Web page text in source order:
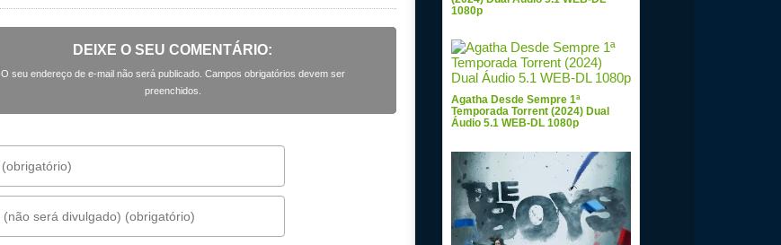
DEIXE O SEU COMENTÁRIO:
O seu endereço de e-mail não será publicado. Campos obrigatórios devem ser
preenchidos.
1080p
Agatha Desde Sempre 1ª
Temporada Torrent (2024) Dual
Áudio 5.1 WEB-DL 1080p